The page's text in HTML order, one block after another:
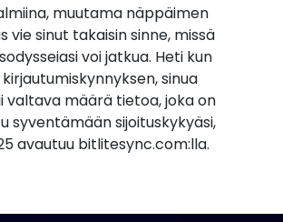
muutama näppäimen
vie sinut takaisin sinne, missä
voi jatkua. Heti kun
sinua
valtava määrä tietoa, joka on
syventämään sijoituskykyäsi,
avautuu bitlitesync.com:lla.